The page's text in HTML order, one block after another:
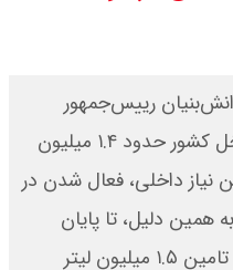
اولیه احیا در فرابورس
و اتریوم امروز
جمعه ۱۶ مرداد۱۴۰۵ / قیمت بیت
رییس‌جمهور
گفت: مصرف و نیاز پلاسما در داخل کشور حدود ۱.۴ میلیون
نیاز داخلی، فعال شدن در
همین دلیل، تا پایان
برنامه هفتم، هدف‌گذاری ما برای تامین ۱.۵ میلیون لیتر